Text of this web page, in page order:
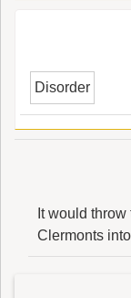
Disorder
It would throw
Clermonts